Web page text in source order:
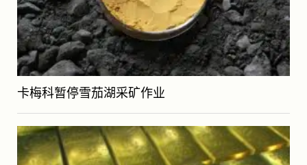
卡梅科暂停雪茄湖采矿作业